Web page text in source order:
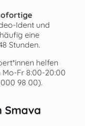
Ident und
eine
Stunden.
helfen
Fr 8:00-20:00
98 00).
Smava